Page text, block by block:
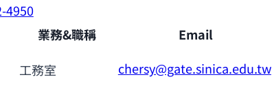
4950
業務&職稱 Email
工務室 chersy@gate.sinica.edu.tw